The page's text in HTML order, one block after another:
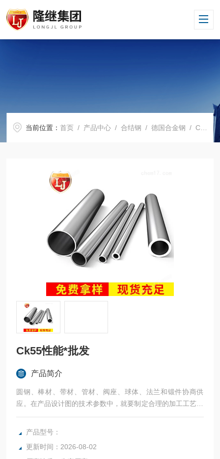
当前位置：首页 / 产品中心 /合结钢 /德国合金钢 / Ck55性能*批发
Ck55性能*批发
产品简介
圆钢、棒材、带材、管材、阀座、球体、法兰和锻件协商供
应。在产品设计图的技术参数中，就要制定合理的加工工艺、
详细的硬度检查步奏环节。
产品型号：
更新时间：2026-08-02